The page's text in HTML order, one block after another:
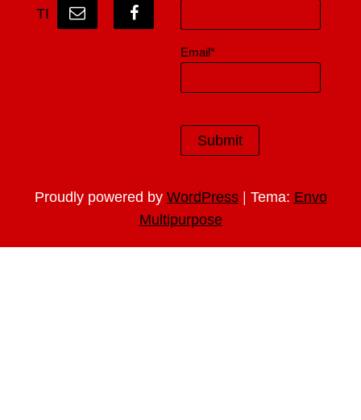
TI
Email*
Proudly powered by WordPress | Tema: Envo
Multipurpose